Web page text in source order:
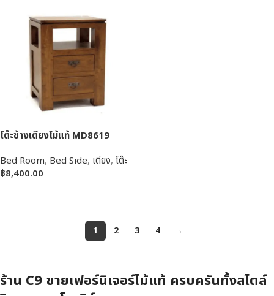
โต๊ะข้างเตียงไม้แท้ MD8619
Bed Room, Bed Side, เตียง, โต๊ะ
฿8,400.00
1 2 3 4 →
ร้าน C9 ขายเฟอร์นิเจอร์ไม้แท้ ครบครันทั้งสไตล์